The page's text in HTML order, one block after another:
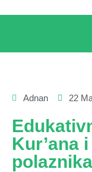
Adnan 22
Kur’ana